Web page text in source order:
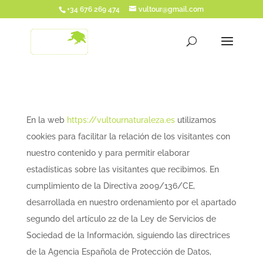
+34 676 269 474 vultour@gmail.com
En la web https://vultournaturaleza.esutilizamos
cookies para facilitar la relación de los visitantes con
nuestro contenido y para permitir elaborar
estadísticas sobre las visitantes que recibimos. En
cumplimiento de la Directiva 2009/136/CE,
desarrollada en nuestro ordenamiento por el apartado
segundo del artículo 22 de la Ley de Servicios de
Sociedad de la Información, siguiendo las directrices
de la Agencia Española de Protección de Datos,